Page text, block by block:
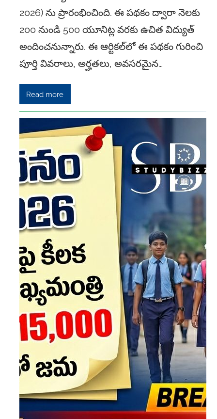
2026) ను ప్రారంభించింది. ఈ పథకం ద్వారా నెలకు
200 నుండి 500 యూనిట్ల వరకు ఉచిత విద్యుత్
అందించనున్నారు. ఈ ఆర్టికల్‌లో ఈ పథకం గురించి
పూర్తి వివరాలు, అర్హతలు, అవసరమైన…
Read more